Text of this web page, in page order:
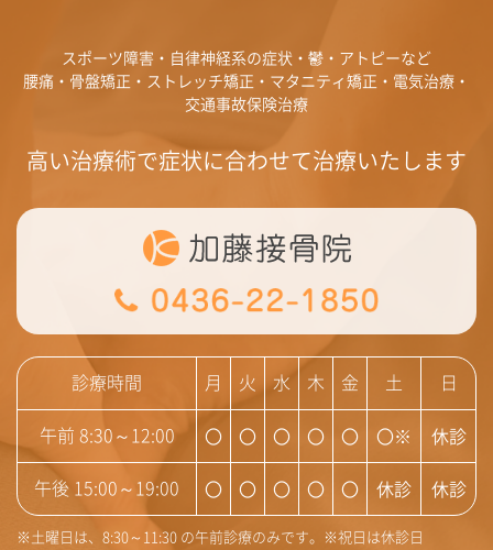
スポーツ障害・自律神経系の症状・鬱・アトピーなど
腰痛・骨盤矯正・ストレッチ矯正・マタニティ矯正・電気治療・
交通事故保険治療
高い治療術で症状に合わせて治療いたします
診療時間 月 火 水 木 金 土 日
午前 8:30～12:00 〇 〇 〇 〇 〇 〇※ 休診
午後 15:00～19:00 〇 〇 〇 〇 〇 休診 休診
※土曜日は、8:30～11:30 の午前診療のみです。※祝日は休診日